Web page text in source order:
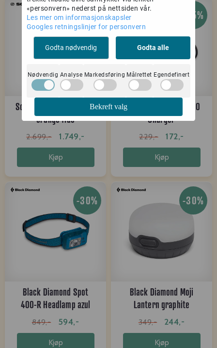
-35%
Scarpa Spin Ultra 2 ice-
orange fluo
2.699,- 1.749,-
Kjøp
-25%
Black Diamond BD 1500
Charger
229,- 172,-
Kjøp
-30%
Black Diamond Spot
400-R Headlamp azul
849,- 594,-
Kjøp
-30%
Black Diamond Moji
Lantern graphite
349,- 244,-
Kjøp
«personvern» nederst på nettsiden vår.
Les mer om informasjonskapsler
Googles retningslinjer for personvern
Godta nødvendig Godta alle
Nødvendig Analyse Markedsføring Målrettet Egendefinert
Bekreft valg